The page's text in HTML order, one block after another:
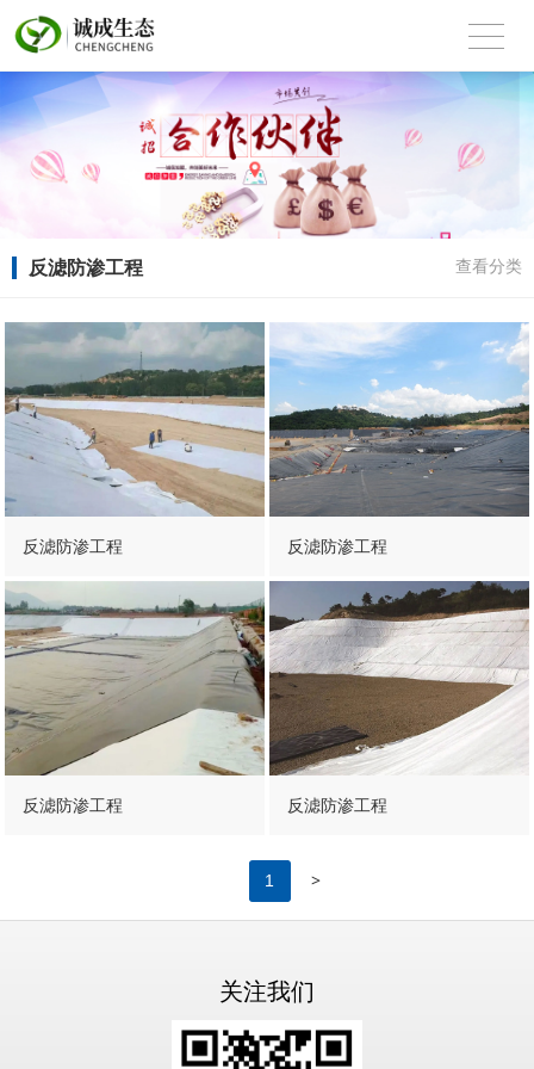
反滤防渗工程 查看分类
反滤防渗工程 反滤防渗工程
反滤防渗工程 反滤防渗工程
1 >
关注我们